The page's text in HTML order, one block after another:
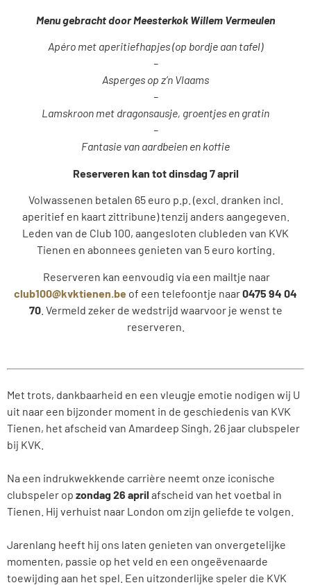
Menu gebracht door Meesterkok Willem Vermeulen
Apéro met aperitiefhapjes (op bordje aan tafel)
–
Asperges op z’n Vlaams
–
Lamskroon met dragonsausje, groentjes en gratin
–
Fantasie van aardbeien en koffie
Reserveren kan tot dinsdag 7 april
Volwassenen betalen 65 euro p.p. (excl. dranken incl.
aperitief en kaart zittribune) tenzij anders aangegeven.
Leden van de Club 100, aangesloten clubleden van KVK
Tienen en abonnees genieten van 5 euro korting.
Reserveren kan eenvoudig via een mailtje naar
club100@kvktienen.be of een telefoontje naar0475 94 04
70. Vermeld zeker de wedstrijd waarvoor je wenst te
reserveren.
Met trots, dankbaarheid en een vleugje emotie nodigen wij U
uit naar een bijzonder moment in de geschiedenis van KVK
Tienen, het afscheid van Amardeep Singh, 26 jaar clubspeler
bij KVK.
Na een indrukwekkende carrière neemt onze iconische
clubspeler op zondag 26 april afscheid van het voetbal in
Tienen. Hij verhuist naar London om zijn geliefde te volgen.
Jarenlang heeft hij ons laten genieten van onvergetelijke
momenten, passie op het veld en een ongeëvenaarde
toewijding aan het spel. Een uitzonderlijke speler die KVK